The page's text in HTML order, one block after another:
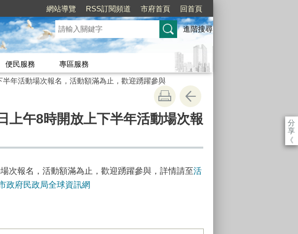
網站導覽 RSS訂閱頻道 市府首頁 回首頁
進階搜尋
便民服務
專區服務
年活動場次報名，活動額滿為止，歡迎踴躍參與
分
享
《
上午8時開放上下半年活動場次報
次報名，活動額滿為止，歡迎踴躍參與，詳情請至活
政府民政局全球資訊網